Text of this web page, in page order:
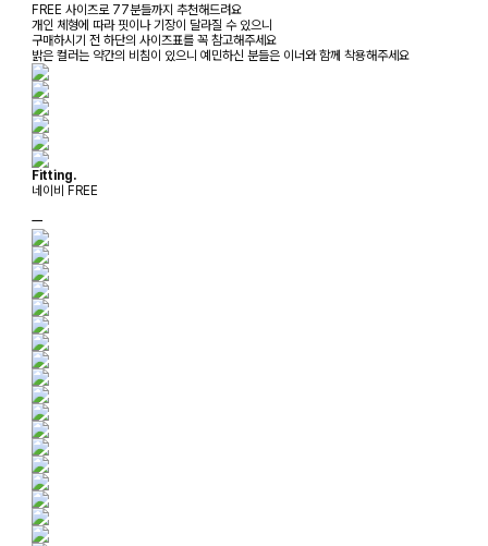
FREE 사이즈로 77분들까지 추천해드려요
개인 체형에 따라 핏이나 기장이 달라질 수 있으니
구매하시기 전 하단의 사이즈표를 꼭 참고해주세요
밝은 컬러는 약간의 비침이 있으니 예민하신 분들은 이너와 함께 착용해주세요
Fitting.
네이비 FREE
ㅡ